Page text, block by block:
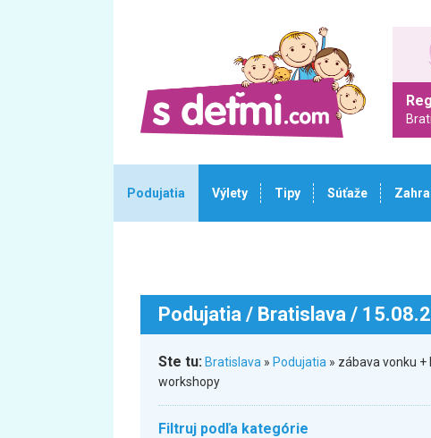
Podujatia Výlety Tipy Súťaže
Podujatia / Bratislava /
Ste tu: Bratislava » Podujatia » zábava vonku
workshopy
Filtruj podľa kategórie